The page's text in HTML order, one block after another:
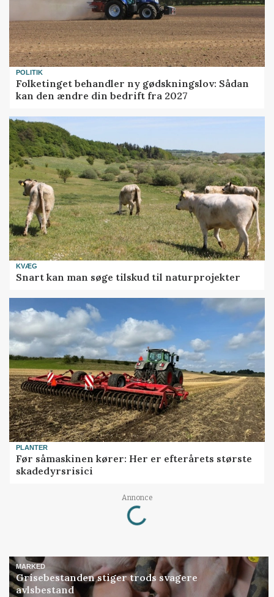
POLITIK
Folketinget behandler ny gødskningslov: Sådan
kan den ændre din bedrift fra 2027
KVÆG
Snart kan man søge tilskud til naturprojekter
PLANTER
Før såmaskinen kører: Her er efterårets største
skadedyrsrisici
Annonce
Loading...
MARKED
Grisebestanden stiger trods svagere
avlsbestand